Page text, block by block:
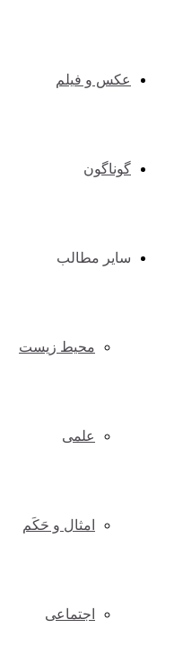
عکس و فیلم
گوناگون
سایر مطالب
محیط زیست
علمی
امثال و حَکَم
اجتماعی